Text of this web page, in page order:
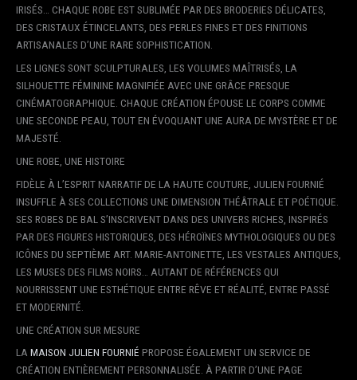
IRISÉS… CHAQUE ROBE EST SUBLIMÉE PAR DES BRODERIES DÉLICATES,
DES CRISTAUX ÉTINCELANTS, DES PERLES FINES ET DES FINITIONS
ARTISANALES D’UNE RARE SOPHISTICATION.
LES LIGNES SONT SCULPTURALES, LES VOLUMES MAÎTRISÉS, LA
SILHOUETTE FÉMININE MAGNIFIÉE AVEC UNE GRÂCE PRESQUE
CINÉMATOGRAPHIQUE. CHAQUE CRÉATION ÉPOUSE LE CORPS COMME
UNE SECONDE PEAU, TOUT EN ÉVOQUANT UNE AURA DE MYSTÈRE ET DE
MAJESTÉ.
UNE ROBE, UNE HISTOIRE
FIDÈLE À L’ESPRIT NARRATIF DE LA HAUTE COUTURE, JULIEN FOURNIÉ
INSUFFLE À SES COLLECTIONS UNE DIMENSION THÉÂTRALE ET POÉTIQUE.
SES ROBES DE BAL S’INSCRIVENT DANS DES UNIVERS RICHES, INSPIRÉS
PAR DES FIGURES HISTORIQUES, DES HÉROÏNES MYTHOLOGIQUES OU DES
ICÔNES DU SEPTIÈME ART. MARIE-ANTOINETTE, LES VESTALES ANTIQUES,
LES MUSES DES FILMS NOIRS… AUTANT DE RÉFÉRENCES QUI
NOURRISSENT UNE ESTHÉTIQUE ENTRE RÊVE ET RÉALITÉ, ENTRE PASSÉ
ET MODERNITÉ.
UNE CRÉATION SUR MESURE
LA MAISON JULIEN FOURNIÉ PROPOSE ÉGALEMENT UN SERVICE DE
CRÉATION ENTIÈREMENT PERSONNALISÉE. À PARTIR D’UNE PAGE